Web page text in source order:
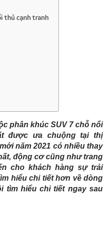
thủ cạnh tranh
phân khúc SUV 7 chỗ nổi
được ưa chuộng tại thị
năm 2021 có nhiều thay
động cơ cũng như trang
cho khách hàng sự trải
hiểu chi tiết hơn về dòng
tìm hiểu chi tiết ngay sau